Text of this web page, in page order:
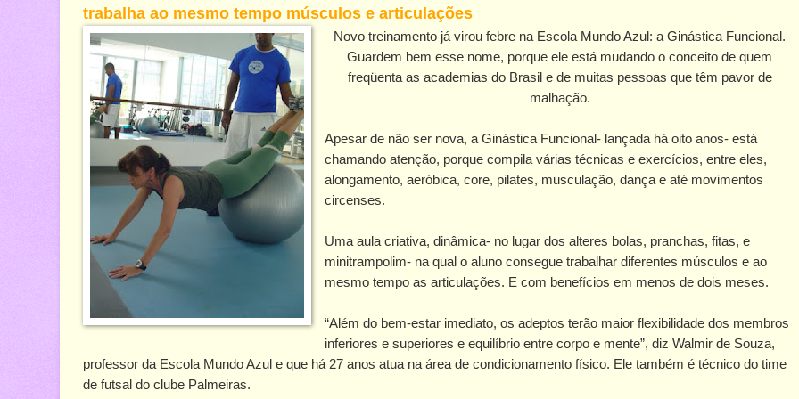
trabalha ao mesmo tempo músculos e articulações
Novo treinamento já virou febre na Escola Mundo Azul: a Ginástica Funcional.
Guardem bem esse nome, porque ele está mudando o conceito de quem
freqüenta as academias do Brasil e de muitas pessoas que têm pavor de
malhação.
Apesar de não ser nova, a Ginástica Funcional- lançada há oito anos- está
chamando atenção, porque compila várias técnicas e exercícios, entre eles,
alongamento, aeróbica, core, pilates, musculação, dança e até movimentos
circenses.
Uma aula criativa, dinâmica- no lugar dos alteres bolas, pranchas, fitas, e
minitrampolim- na qual o aluno consegue trabalhar diferentes músculos e ao
mesmo tempo as articulações. E com benefícios em menos de dois meses.
“Além do bem-estar imediato, os adeptos terão maior flexibilidade dos membros
inferiores e superiores e equilíbrio entre corpo e mente”, diz Walmir de Souza,
professor da Escola Mundo Azul e que há 27 anos atua na área de condicionamento físico. Ele também é técnico do time
de futsal do clube Palmeiras.